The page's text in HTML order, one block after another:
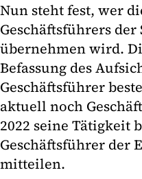
Nun steht fest, wer
Geschäftsführers
übernehmen wird.
Befassung des
Geschäftsführer
aktuell noch
2022 seine Tätigkeit
Geschäftsführer der
mitteilen.